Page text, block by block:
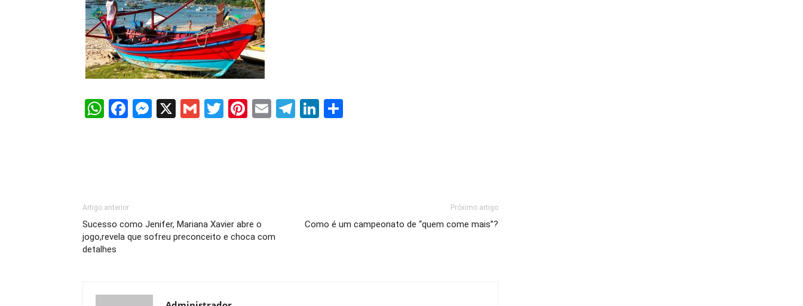
WhatsApp
Facebook
Messenger
X GmailTwitter
Pinterest
EmailTelegram
LinkedIn
Artigo anterior
Sucesso como Jenifer, Mariana Xavier abre o
jogo,revela que sofreu preconceito e choca com
detalhes
Próximo artigo
Como é um campeonato de “quem come mais”?